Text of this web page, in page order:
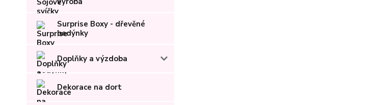
Surprise Boxy - dřevěné
bedýnky
Doplňky a výzdoba
Dekorace na dort